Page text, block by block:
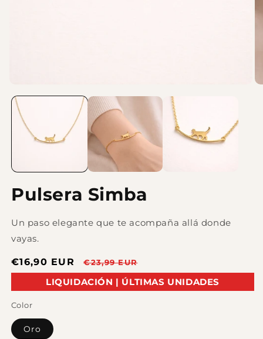
Pulsera Simba
Un paso elegante que te acompaña allá donde
vayas.
Precio
de
oferta
€16,90 EUR
Precio
habitual
€23,99 EUR
LIQUIDACIÓN | ÚLTIMAS UNIDADES
Color
Oro